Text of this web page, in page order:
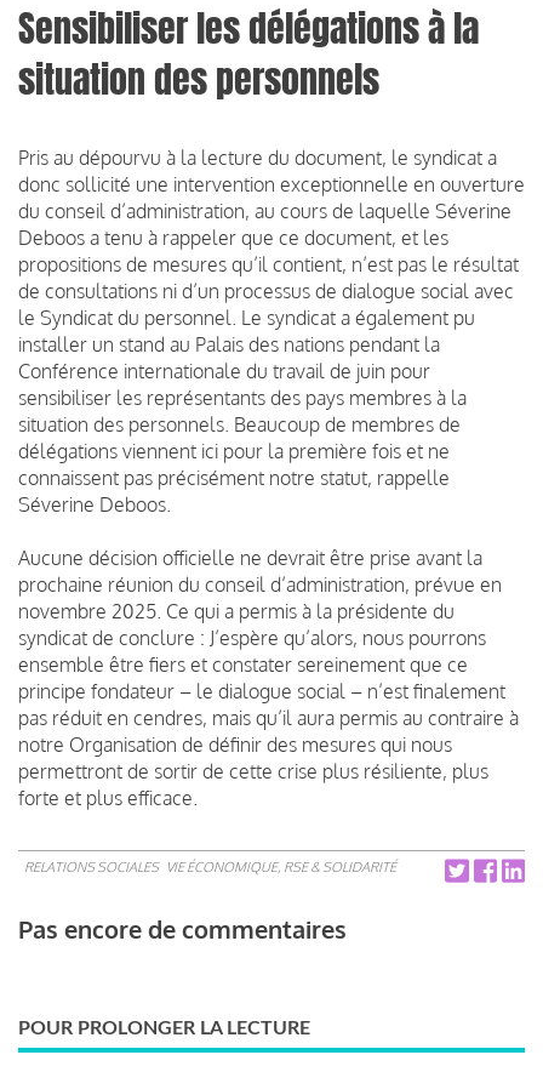
Sensibiliser les délégations à la
situation des personnels
Pris au dépourvu à la lecture du document, le syndicat a
donc sollicité une intervention exceptionnelle en ouverture
du conseil d’administration, au cours de laquelle Séverine
Deboos a tenu à rappeler que ce document, et les
propositions de mesures qu’il contient, n’est pas le résultat
de consultations ni d’un processus de dialogue social avec
le Syndicat du personnel. Le syndicat a également pu
installer un stand au Palais des nations pendant la
Conférence internationale du travail de juin pour
sensibiliser les représentants des pays membres à la
situation des personnels. Beaucoup de membres de
délégations viennent ici pour la première fois et ne
connaissent pas précisément notre statut, rappelle
Séverine Deboos.
Aucune décision officielle ne devrait être prise avant la
prochaine réunion du conseil d’administration, prévue en
novembre 2025. Ce qui a permis à la présidente du
syndicat de conclure : J’espère qu’alors, nous pourrons
ensemble être fiers et constater sereinement que ce
principe fondateur – le dialogue social – n’est finalement
pas réduit en cendres, mais qu’il aura permis au contraire à
notre Organisation de définir des mesures qui nous
permettront de sortir de cette crise plus résiliente, plus
forte et plus efficace.
RELATIONS SOCIALES VIE ÉCONOMIQUE, RSE & SOLIDARITÉ
Pas encore de commentaires
POUR PROLONGER LA LECTURE